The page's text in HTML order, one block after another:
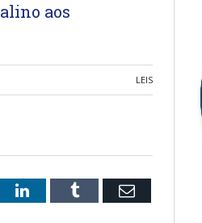
aos
LEIS
LinkedInTumblr Email